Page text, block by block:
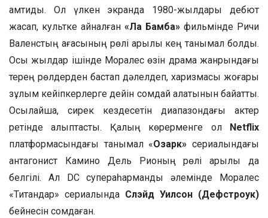
қамтиды. Ол үлкен экранда 1980-жылдары дебют
жасап, культке айналған «Ла Бамба» фильмінде Ричи
Валенстың ағасының рөлі арқылы кең танымал болды.
Осы жылдар ішінде Моралес өзін драма жанрындағы
терең рөлдерден бастап дәлелдеп, харизмасы жоғары
зұлым кейіпкерлерге дейін сомдай алатынын байқатты.
Осылайша, сирек кездесетін диапазондағы актер
ретінде қалыптасты. Қалың көрерменге ол
Netflix
платформасындағы танымал «Озарк» сериалындағы
антагонист Камино Дель Рионың рөлі арқылы да
белгілі. Ал DC суперқаһармандық әлемінде Моралес
«Титандар» сериалында Слэйд Уилсон (Дефстроук)
бейнесін сомдаған.